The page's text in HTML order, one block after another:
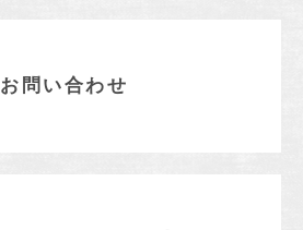
お問い合わせ